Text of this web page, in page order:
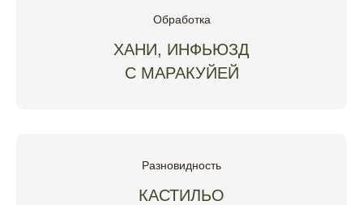
Обработка
ХАНИ, ИНФЬЮЗД
С МАРАКУЙЕЙ
Разновидность
КАСТИЛЬО